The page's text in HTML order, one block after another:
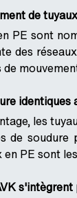
de
PE sont
des
identiques
les
de
PE sont